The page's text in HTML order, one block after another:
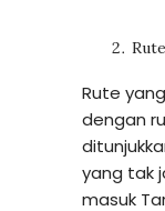
Rute
dengan
yang tak
masuk